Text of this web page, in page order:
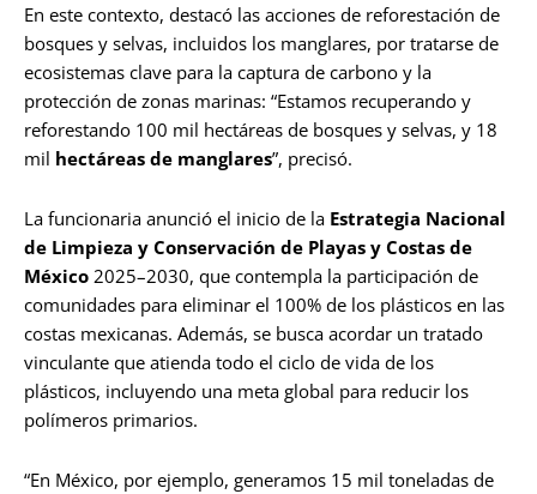
En este contexto, destacó las acciones de reforestación de
bosques y selvas, incluidos los manglares, por tratarse de
ecosistemas clave para la captura de carbono y la
protección de zonas marinas: “Estamos recuperando y
reforestando 100 mil hectáreas de bosques y selvas, y 18
mil hectáreas de manglares”, precisó.
La funcionaria anunció el inicio de la Estrategia Nacional
de Limpieza y Conservación de Playas y Costas de
México 2025–2030, que contempla la participación de
comunidades para eliminar el 100% de los plásticos en las
costas mexicanas. Además, se busca acordar un tratado
vinculante que atienda todo el ciclo de vida de los
plásticos, incluyendo una meta global para reducir los
polímeros primarios.
“En México, por ejemplo, generamos 15 mil toneladas de